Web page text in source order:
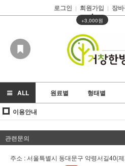
로그인 | 회원가입 |
▲
+3,000원
장
ALL 원료별 형태별
이용안내
관련문의
주소 : 서울특별시 동대문구 약령서길40(